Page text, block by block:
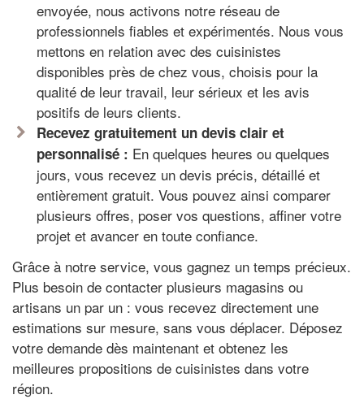
envoyée, nous activons notre réseau de
professionnels fiables et expérimentés. Nous vous
mettons en relation avec des cuisinistes
disponibles près de chez vous, choisis pour la
qualité de leur travail, leur sérieux et les avis
positifs de leurs clients.
Recevez gratuitement un devis clair et
personnalisé : En quelques heures ou quelques
jours, vous recevez un devis précis, détaillé et
entièrement gratuit. Vous pouvez ainsi comparer
plusieurs offres, poser vos questions, affiner votre
projet et avancer en toute confiance.
Grâce à notre service, vous gagnez un temps précieux.
Plus besoin de contacter plusieurs magasins ou
artisans un par un : vous recevez directement une
estimations sur mesure, sans vous déplacer. Déposez
votre demande dès maintenant et obtenez les
meilleures propositions de cuisinistes dans votre
région.